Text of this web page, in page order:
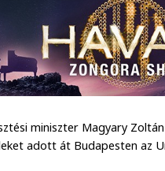
miniszter Magyary
adott át Budapesten az